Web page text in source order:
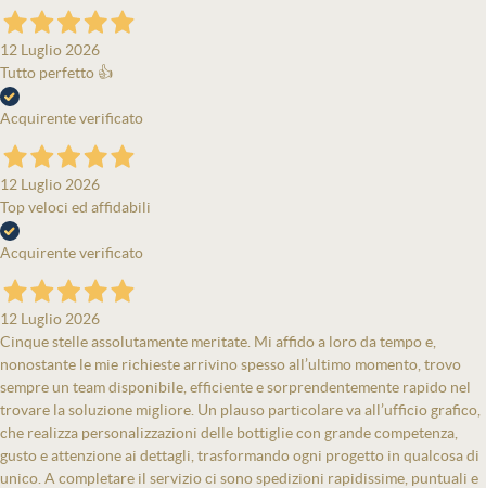
12 Luglio 2026
Tutto perfetto 👍
Acquirente verificato
12 Luglio 2026
Top veloci ed affidabili
Acquirente verificato
12 Luglio 2026
Cinque stelle assolutamente meritate. Mi affido a loro da tempo e,
nonostante le mie richieste arrivino spesso all’ultimo momento, trovo
sempre un team disponibile, efficiente e sorprendentemente rapido nel
trovare la soluzione migliore. Un plauso particolare va all’ufficio grafico,
che realizza personalizzazioni delle bottiglie con grande competenza,
gusto e attenzione ai dettagli, trasformando ogni progetto in qualcosa di
unico. A completare il servizio ci sono spedizioni rapidissime, puntuali e